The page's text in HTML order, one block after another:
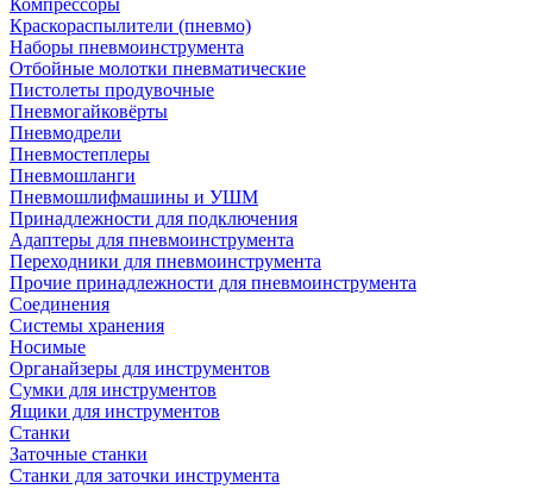
Компрессоры
Краскораспылители (пневмо)
Наборы пневмоинструмента
Отбойные молотки пневматические
Пистолеты продувочные
Пневмогайковёрты
Пневмодрели
Пневмостеплеры
Пневмошланги
Пневмошлифмашины и УШМ
Принадлежности для подключения
Адаптеры для пневмоинструмента
Переходники для пневмоинструмента
Прочие принадлежности для пневмоинструмента
Соединения
Системы хранения
Носимые
Органайзеры для инструментов
Сумки для инструментов
Ящики для инструментов
Станки
Заточные станки
Станки для заточки инструмента